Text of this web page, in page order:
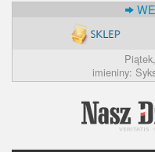
imieniny: